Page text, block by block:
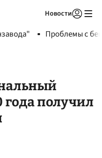
Новости
Проблемы с
года получил